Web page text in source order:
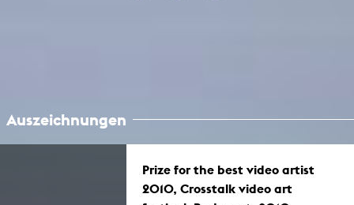
Auszeichnungen
Prize for the best video artist
2010, Crosstalk video art